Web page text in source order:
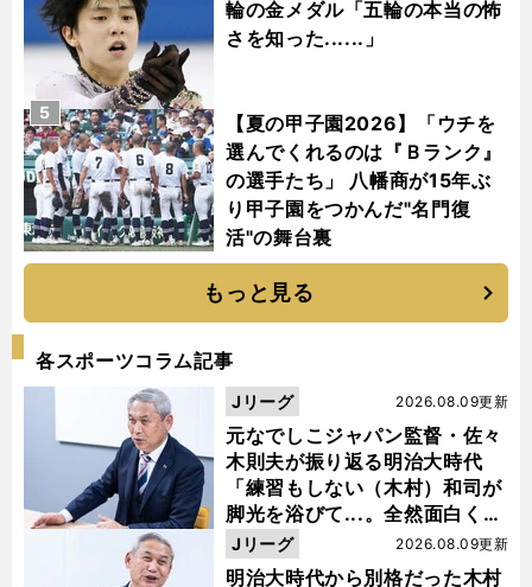
輪の金メダル「五輪の本当の怖
さを知った......」
【夏の甲子園2026】「ウチを
選んでくれるのは『Ｂランク』
の選手たち」 八幡商が15年ぶ
り甲子園をつかんだ"名門復
活"の舞台裏
5
もっと見る
各スポーツコラム記事
元なでしこジャパン監督・佐々
木則夫が振り返る明治大時代
「練習もしない（木村）和司が
脚光を浴びて...。全然面白くな
い４年間でした」
2026.08.09更新
Jリーグ
明治大時代から別格だった木村
2026.08.09更新
Jリーグ